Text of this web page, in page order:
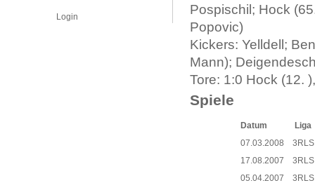
Login
Pospischil; Hock
Popovic)
Kickers: Yelldell;
Mann);
Tore: 1:0 Hock (12.
Spiele
Datum
Liga
07.03.2008
3RLS
17.08.2007
3RLS
05.04.2007
3RLS